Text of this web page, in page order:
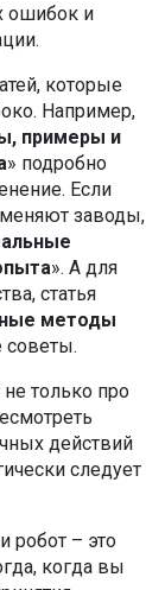
ошибок и
которые
Например,
примеры и
» подробно
Если
меняют заводы,
». А для
статья
методы
советы.
только про
действий
следует
робот – это
когда вы